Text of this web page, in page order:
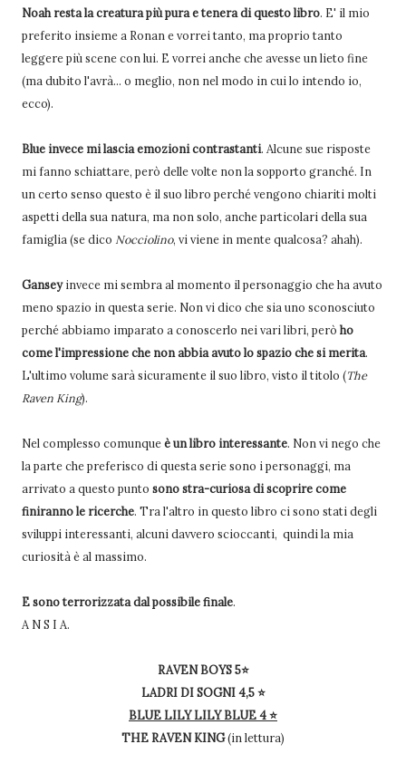
Noah resta la creatura più pura e tenera di questo libro. E' il mio
preferito insieme a Ronan e vorrei tanto, ma proprio tanto
leggere più scene con lui. E vorrei anche che avesse un lieto fine
(ma dubito l'avrà... o meglio, non nel modo in cui lo intendo io,
ecco).
Blue invece mi lascia emozioni contrastanti. Alcune sue risposte
mi fanno schiattare, però delle volte non la sopporto granché. In
un certo senso questo è il suo libro perché vengono chiariti molti
aspetti della sua natura, ma non solo, anche particolari della sua
famiglia (se dico Nocciolino, vi viene in mente qualcosa? ahah).
Ganseyinvece mi sembra al momento il personaggio che ha avuto
meno spazio in questa serie. Non vi dico che sia uno sconosciuto
perché abbiamo imparato a conoscerlo nei vari libri, però ho
come l'impressione che non abbia avuto lo spazio che si merita.
L'ultimo volume sarà sicuramente il suo libro, visto il titolo (The
Raven King).
Nel complesso comunqueè un libro interessante. Non vi nego che
la parte che preferisco di questa serie sono i personaggi, ma
arrivato a questo punto sono stra-curiosa di scoprire come
finiranno le ricerche. Tra l'altro in questo libro ci sono stati degli
sviluppi interessanti, alcuni davvero scioccanti, quindi la mia
curiosità è al massimo.
E sono terrorizzata dal possibile finale.
A N S I A.
RAVEN BOYS 5⭐
LADRI DI SOGNI 4,5⭐
BLUE LILY LILY BLUE 4⭐
THE RAVEN KING(in lettura)